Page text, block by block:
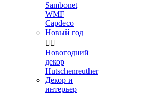
Sambonet
WMF
Capdeco
Новый год
 
Новогодний
декор
Hutschenreuther
Декор и
интерьер